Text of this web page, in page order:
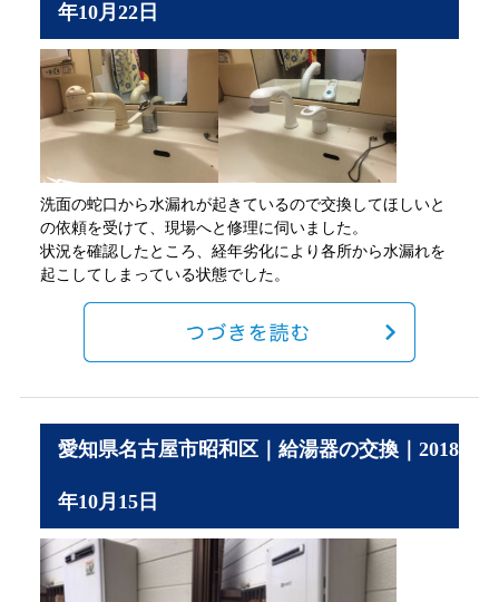
年10月22日
洗面の蛇口から水漏れが起きているので交換してほしいと
の依頼を受けて、現場へと修理に伺いました。
状況を確認したところ、経年劣化により各所から水漏れを
起こしてしまっている状態でした。
愛知県名古屋市昭和区｜給湯器の交換｜2018
年10月15日